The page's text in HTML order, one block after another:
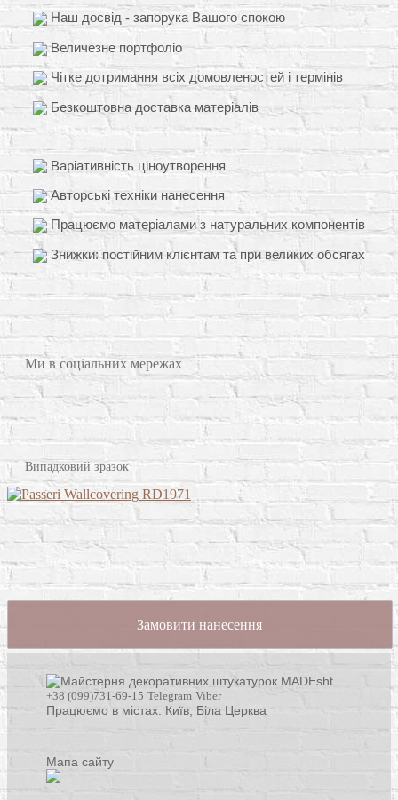
Наш досвід - запорука Вашого спокою
Величезне портфоліо
Чітке дотримання всіх домовленостей і термінів
Безкоштовна доставка матеріалів
Варіативність ціноутворення
Авторські техніки нанесення
Працюємо матеріалами з натуральних компонентів
Знижки: постійним клієнтам та при великих обсягах
Ми в соціальних мережах
Випадковий зразок
Замовити нанесення
+38 (099)731-69-15 Telegram Viber
Працюємо в містах: Київ, Біла Церква
Мапа сайту